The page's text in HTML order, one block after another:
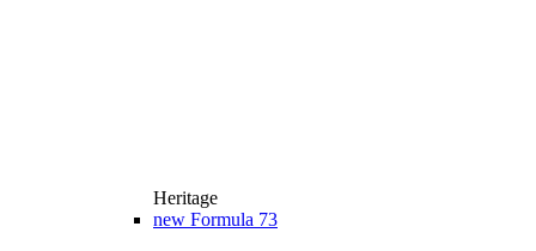
Heritage
new Formula 73